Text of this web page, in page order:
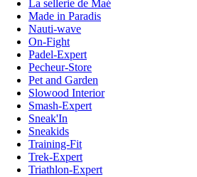
La sellerie de Maé
Made in Paradis
Nauti-wave
On-Fight
Padel-Expert
Pecheur-Store
Pet and Garden
Slowood Interior
Smash-Expert
Sneak'In
Sneakids
Training-Fit
Trek-Expert
Triathlon-Expert